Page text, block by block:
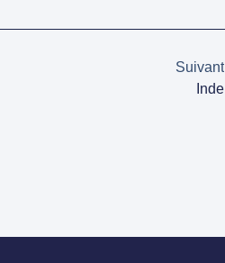
Suivant
Inde